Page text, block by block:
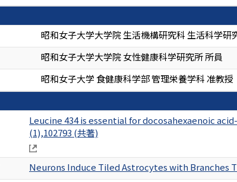
昭和女子大学大学院 生活機構研究科 生活科学研
昭和女子大学大学院 女性健康科学研究所 所員
昭和女子大学 食健康科学部 管理栄養学科 准教授
Leucine 434 is essential for docosahexaenoic
(1),102793 (共著)
Neurons Induce Tiled Astrocytes with Branches